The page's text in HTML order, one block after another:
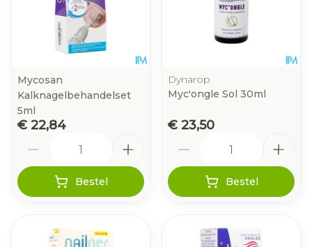
Mycosan
Kalknagelbehandelset
5ml
€ 22,84
Bestel
Dynarop
Myc'ongle Sol 30ml
€ 23,50
Bestel